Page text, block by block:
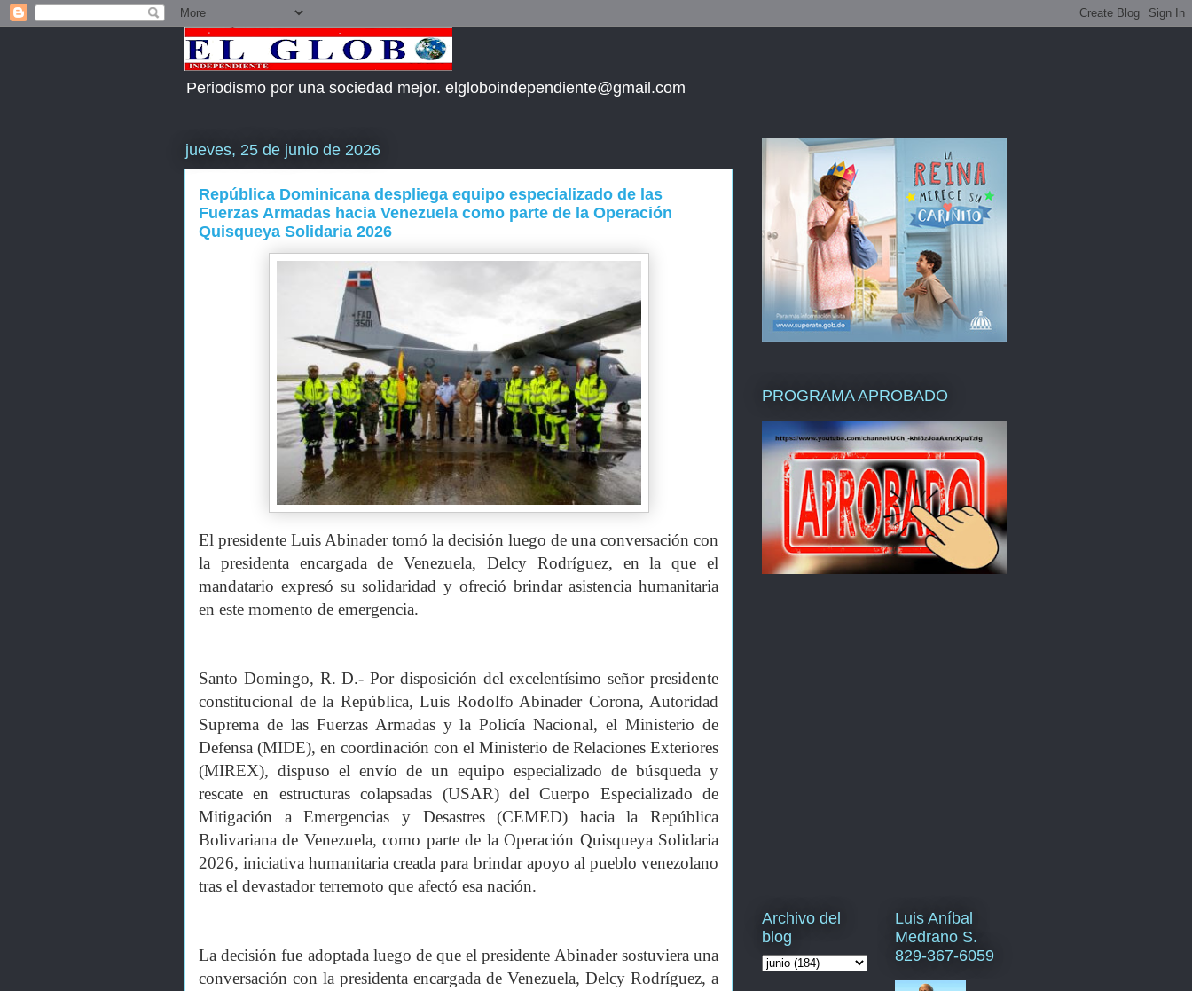
Periodismo por una sociedad mejor. elgloboindependiente@gmail.com
jueves, 25 de junio de 2026
República Dominicana despliega equipo especializado de las
Fuerzas Armadas hacia Venezuela como parte de la Operación
Quisqueya Solidaria 2026
El presidente Luis Abinader tomó la decisión luego de una conversación con
la presidenta encargada de Venezuela, Delcy Rodríguez, en la que el
mandatario expresó su solidaridad y ofreció brindar asistencia humanitaria
en este momento de emergencia.
Santo Domingo, R. D.- Por disposición del excelentísimo señor presidente
constitucional de la República, Luis Rodolfo Abinader Corona, Autoridad
Suprema de las Fuerzas Armadas y la Policía Nacional, el Ministerio de
Defensa (MIDE), en coordinación con el Ministerio de Relaciones Exteriores
(MIREX), dispuso el envío de un equipo especializado de búsqueda y
rescate en estructuras colapsadas (USAR) del Cuerpo Especializado de
Mitigación a Emergencias y Desastres (CEMED) hacia la República
Bolivariana de Venezuela, como parte de la Operación Quisqueya Solidaria
2026, iniciativa humanitaria creada para brindar apoyo al pueblo venezolano
tras el devastador terremoto que afectó esa nación.
La decisión fue adoptada luego de que el presidente Abinader sostuviera una
conversación con la presidenta encargada de Venezuela, Delcy Rodríguez, a
PROGRAMA APROBADO
Archivo del
blog
Luis Aníbal
Medrano S.
829-367-6059